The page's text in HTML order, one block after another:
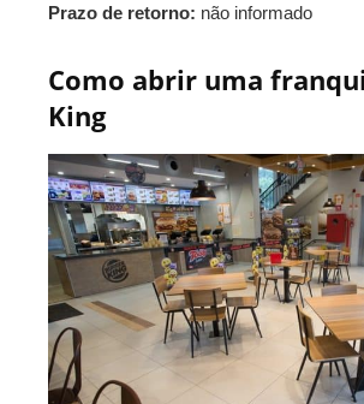
Prazo de retorno: não informado
Como abrir uma
King